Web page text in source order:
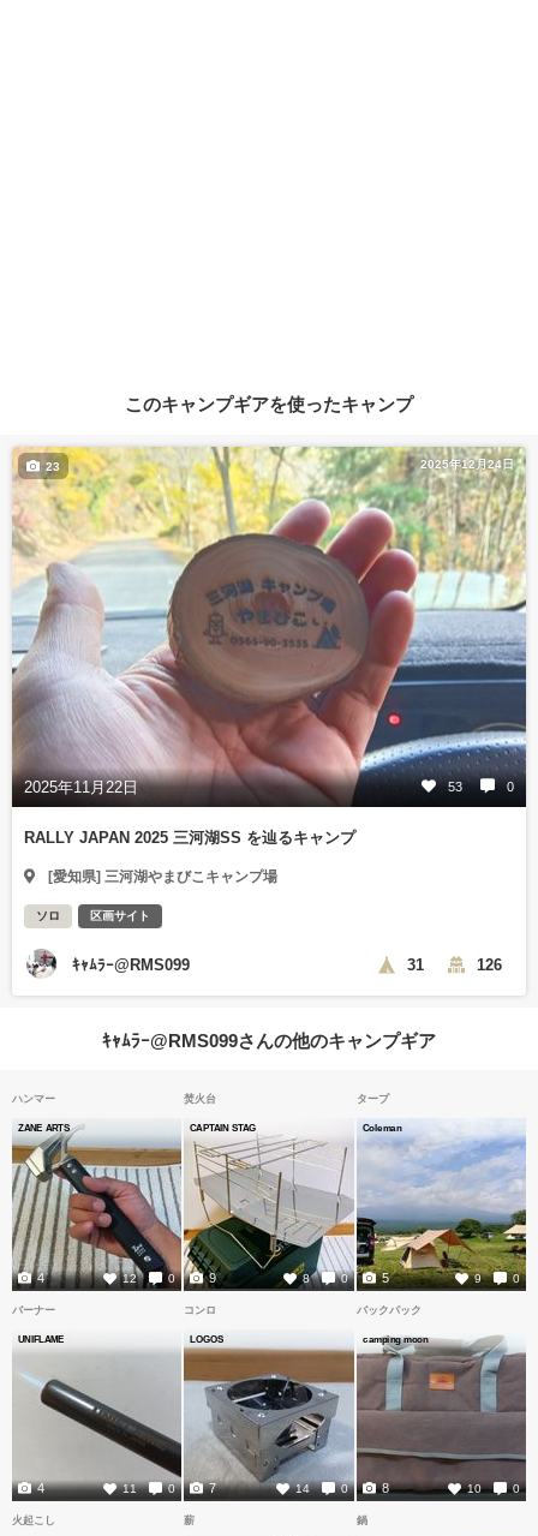
このキャンプギアを使ったキャンプ
2025年12月24日
2025年11月22日 53 0
23
RALLY JAPAN 2025 三河湖SS を辿るキャンプ
[愛知県] 三河湖やまびこキャンプ場
ソロ 区画サイト
ｷｬﾑﾗｰ@RMS099 31 126
ｷｬﾑﾗｰ@RMS099さんの他のキャンプギア
ハンマー
ZANE ARTS
12 0
4
焚火台
CAPTAIN STAG
8 0
9
タープ
Coleman
9 0
5
バーナー
UNIFLAME
11 0
4
コンロ
LOGOS
14 0
7
バックパック
camping moon
10 0
8
火起こし 薪 鍋